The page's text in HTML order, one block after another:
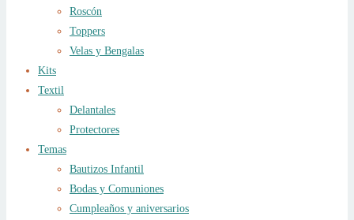
Roscón
Toppers
Velas y Bengalas
Kits
Textil
Delantales
Protectores
Temas
Bautizos Infantil
Bodas y Comuniones
Cumpleaños y aniversarios